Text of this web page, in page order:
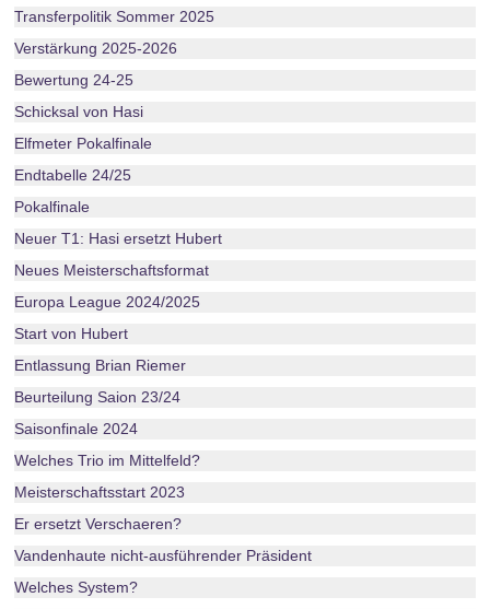
Transferpolitik Sommer 2025
Verstärkung 2025-2026
Bewertung 24-25
Schicksal von Hasi
Elfmeter Pokalfinale
Endtabelle 24/25
Pokalfinale
Neuer T1: Hasi ersetzt Hubert
Neues Meisterschaftsformat
Europa League 2024/2025
Start von Hubert
Entlassung Brian Riemer
Beurteilung Saion 23/24
Saisonfinale 2024
Welches Trio im Mittelfeld?
Meisterschaftsstart 2023
Er ersetzt Verschaeren?
Vandenhaute nicht-ausführender Präsident
Welches System?